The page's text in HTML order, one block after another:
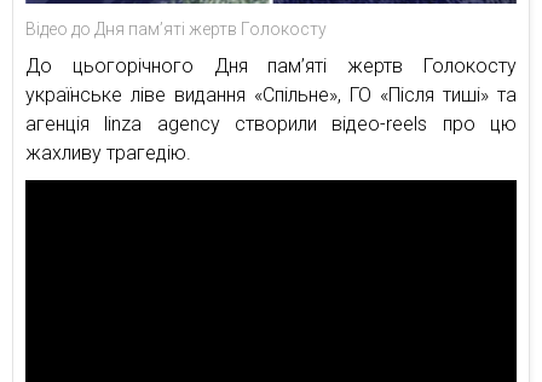
Відео до Дня пам’яті жертв Голокосту
До цьогорічного Дня пам’яті жертв Голокосту
українське ліве видання «Спільне», ГО «Після тиші» та
агенція linza agency створили відео-reels про цю
жахливу трагедію.